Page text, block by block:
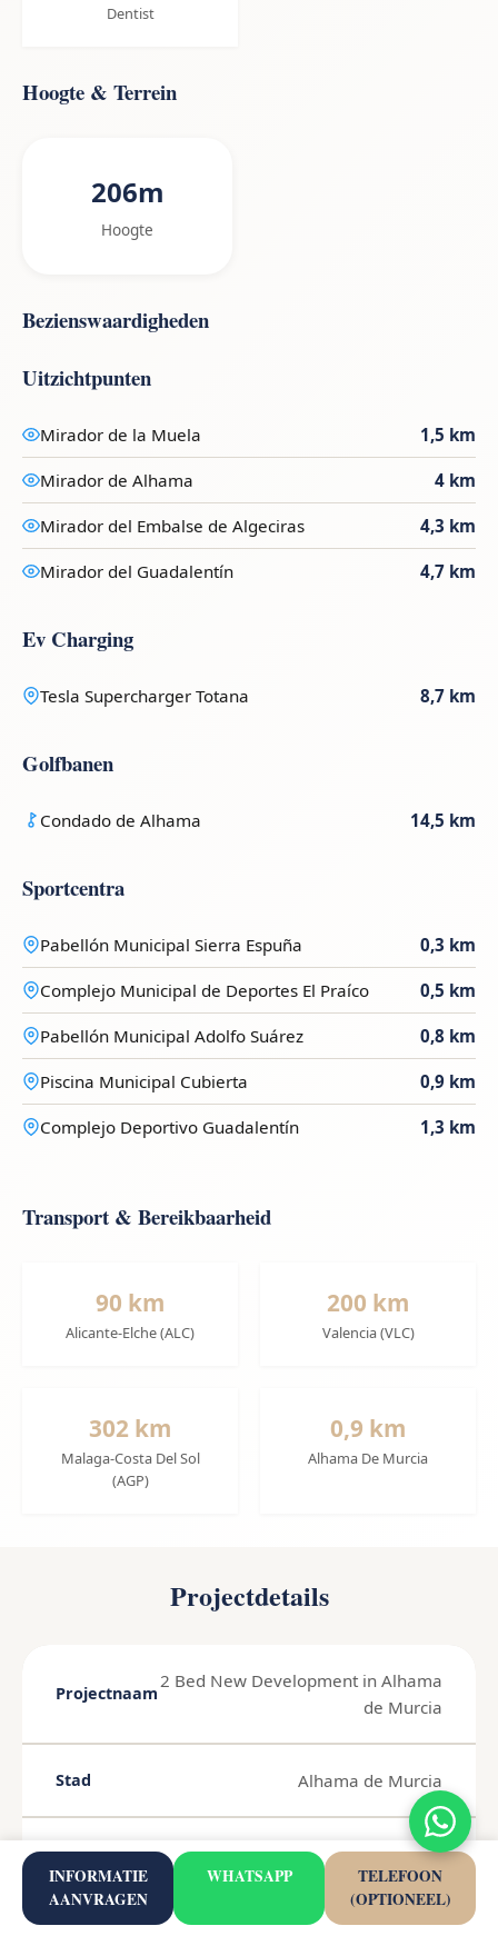
Dentist
Hoogte & Terrein
206m
Hoogte
Bezienswaardigheden
Uitzichtpunten
Mirador de la Muela 1,5 km
Mirador de Alhama 4 km
Mirador del Embalse de Algeciras 4,3 km
Mirador del Guadalentín 4,7 km
Ev Charging
Tesla Supercharger Totana 8,7 km
Golfbanen
Condado de Alhama 14,5 km
Sportcentra
Pabellón Municipal Sierra Espuña 0,3 km
Complejo Municipal de Deportes El Praíco 0,5 km
Pabellón Municipal Adolfo Suárez 0,8 km
Piscina Municipal Cubierta 0,9 km
Complejo Deportivo Guadalentín 1,3 km
Transport & Bereikbaarheid
90 km
Alicante-Elche (ALC)
200 km
Valencia (VLC)
302 km
Malaga-Costa Del Sol
(AGP)
0,9 km
Alhama De Murcia
Projectdetails
Projectnaam
2 Bed New Development in Alhama
de Murcia
Stad Alhama de Murcia
Regio Costa Calida
Prijs €229.900
INFORMATIE
AANVRAGEN
WHATSAPP
TELEFOON
(OPTIONEEL)